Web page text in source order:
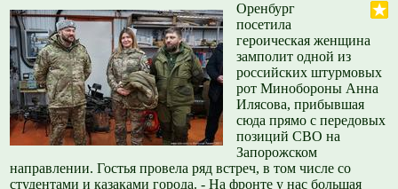
Оренбург
посетила
героическая женщина
замполит одной из
российских штурмовых
рот Минобороны Анна
Илясова, прибывшая
сюда прямо с передовых
позиций СВО на
Запорожском
направлении. Гостья провела ряд встреч, в том числе со
студентами и казаками города. - На фронте у нас большая